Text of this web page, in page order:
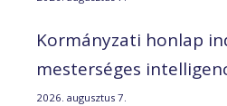
Kormányzati honlap
mesterséges
2026. augusztus 7.